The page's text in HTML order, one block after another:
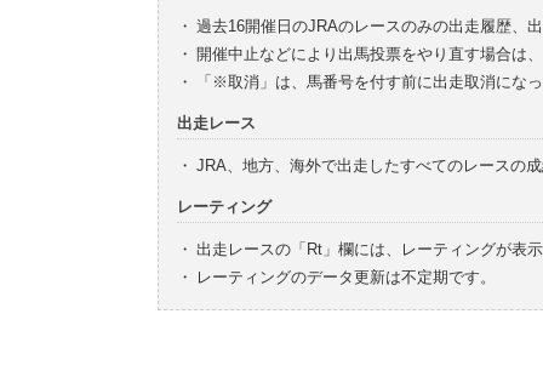
・ 過去16開催日のJRAのレースのみの出走履歴、
・ 開催中止などにより出馬投票をやり直す場合は
・
「※取消」は、馬番号を付す前に出走取消にな
出走レース
・ JRA、地方、海外で出走したすべてのレースの
レーティング
・ 出走レースの「Rt」欄には、レーティングが表
・
レーティングのデータ更新は不定期です。